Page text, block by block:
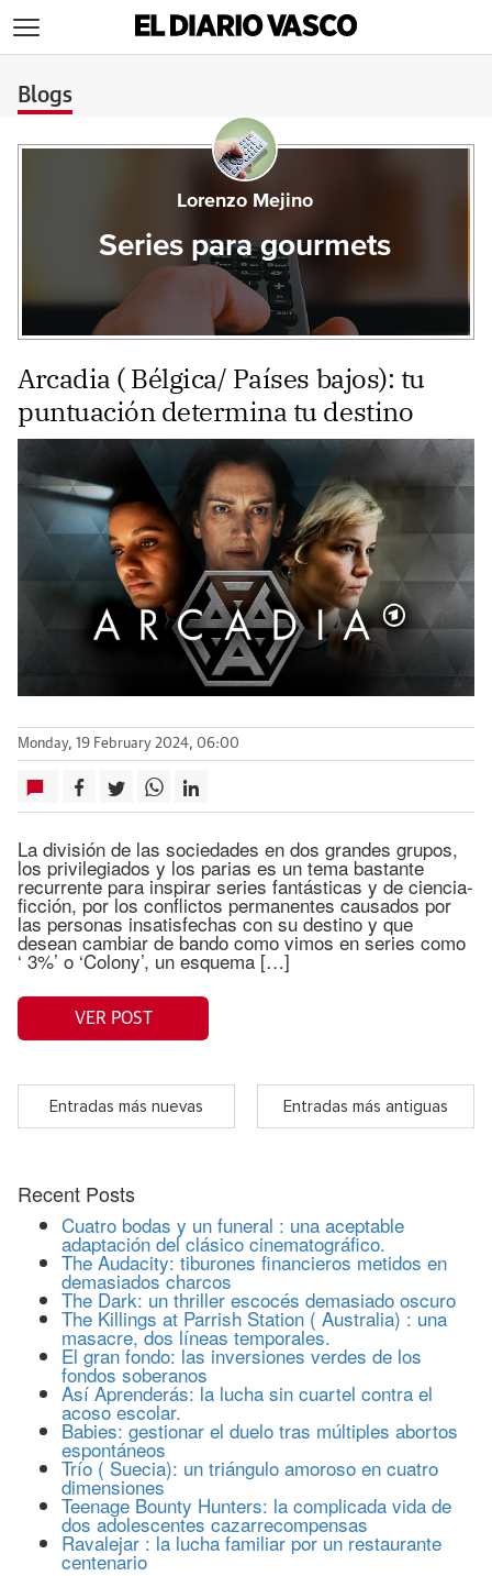
Blogs
Lorenzo Mejino
Series para gourmets
Arcadia ( Bélgica/ Países bajos): tu
puntuación determina tu destino
Monday, 19 February 2024, 06:00
La división de las sociedades en dos grandes grupos,
los privilegiados y los parias es un tema bastante
recurrente para inspirar series fantásticas y de ciencia-
ficción, por los conflictos permanentes causados por
las personas insatisfechas con su destino y que
desean cambiar de bando como vimos en series como
‘ 3%’ o ‘Colony’, un esquema […]
VER POST
Entradas más nuevas Entradas más antiguas
Recent Posts
Cuatro bodas y un funeral : una aceptable
adaptación del clásico cinematográfico.
The Audacity: tiburones financieros metidos en
demasiados charcos
The Dark: un thriller escocés demasiado oscuro
The Killings at Parrish Station ( Australia) : una
masacre, dos líneas temporales.
El gran fondo: las inversiones verdes de los
fondos soberanos
Así Aprenderás: la lucha sin cuartel contra el
acoso escolar.
Babies: gestionar el duelo tras múltiples abortos
espontáneos
Trío ( Suecia): un triángulo amoroso en cuatro
dimensiones
Teenage Bounty Hunters: la complicada vida de
dos adolescentes cazarrecompensas
Ravalejar : la lucha familiar por un restaurante
centenario